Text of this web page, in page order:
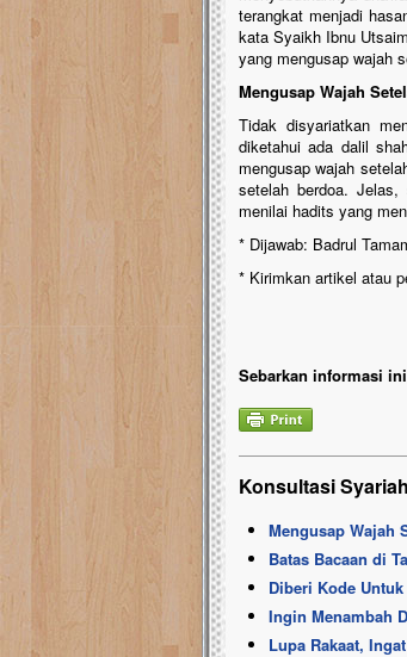
terangkat menjadi
kata Syaikh Ibnu
yang mengusap wajah
Mengusap Wajah
Tidak disyariatkan
diketahui ada dalil
mengusap wajah
setelah berdoa. Jelas,
menilai hadits yang
* Dijawab: Badrul
* Kirimkan artikel atau
Sebarkan informasi
Konsultasi
Mengusap Wajah
Batas Bacaan di
Diberi Kode
Ingin Menambah
Lupa Rakaat,